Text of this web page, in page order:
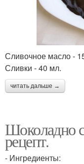
Сливочное масло -
Сливки - 40 мл.
читать дальше →
Шоколадно
рецепт.
- Ингредиенты: